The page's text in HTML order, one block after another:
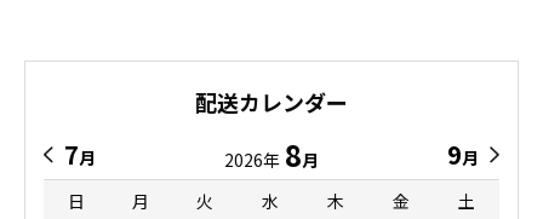
配送カレンダー
7月 2026年 8月 9月
日
月 火 水 木 金
土